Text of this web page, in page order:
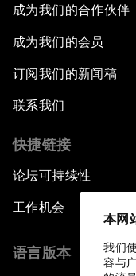
本网
我们
容与
成为我们的合作伙伴
成为我们的会员
订阅我们的新闻稿
联系我们
快捷链接
论坛可持续性
工作机会
语言版本